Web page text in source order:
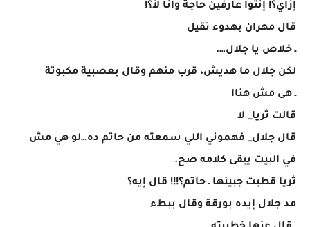
إزاي؟! إنتوا عارفين حاجة وأنا لأ؟!
قال مهران بهدوء تقيل
ـ خلاص يا جلال….
لكن جلال ما هديش، قرب منهم وقال بعصبية مكبوتة
ـ هى مش هناا
قالت ثريا_ لا
قال جلال_ فهموني اللي سمعته من حاتم ده…لو هي مش
في البيت يبقى كلامه صح.
ثريا قطبت جبينها ـ حاتم؟!!! قال إيه؟
مد جلال إيده بورقة وقال ببطء